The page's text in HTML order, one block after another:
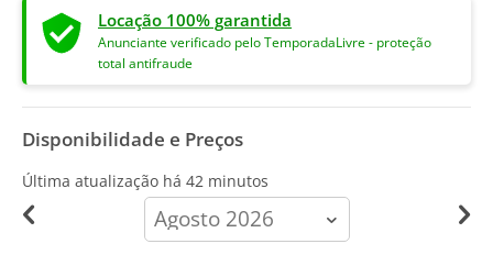
Locação 100% garantida
Anunciante verificado pelo TemporadaLivre - proteção
total antifraude
Disponibilidade e Preços
Última atualização há 42 minutos
calendar-
month